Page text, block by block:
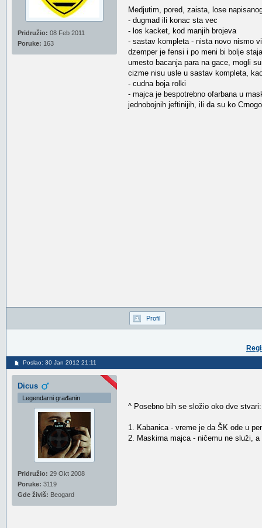
Pridružio: 08 Feb 2011
Poruke: 163
Medjutim, pored, zaista, lose
- dugmad ili konac sta vec
- los kacket, kod manjih brojeva
- sastav kompleta - nista novo nismo
dzemper je fensi i po meni bi bolje
umesto bacanja para na gace, mogli
cizme nisu usle u sastav kompleta,
- cudna boja rolki
- majca je bespotrebno ofarbana u
jednobojnih jeftinijih, ili da su ko
Profil
Poslao: 30 Jan 2012 21:11
Dicus
Legendarni građanin
Pridružio: 29 Okt 2008
Poruke: 3119
Gde živiš: Beogard
^ Posebno bih se složio oko dve stvari:
1. Kabanica - vreme je da ŠK ode u
2. Maskirna majca - ničemu ne služi,